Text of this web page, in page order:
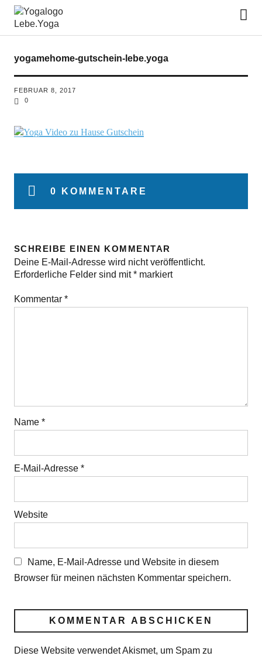
Lebe.Yoga: der Yoga Blog | das
Yoga Magazin
yogamehome-gutschein-lebe.yoga
FEBRUAR 8, 2017
0
0 KOMMENTARE
SCHREIBE EINEN KOMMENTAR
Deine E-Mail-Adresse wird nicht veröffentlicht.
Erforderliche Felder sind mit*markiert
Kommentar *
Name *
E-Mail-Adresse *
Website
Name, E-Mail-Adresse und Website in diesem
Browser für meinen nächsten Kommentar speichern.
Diese Website verwendet Akismet, um Spam zu